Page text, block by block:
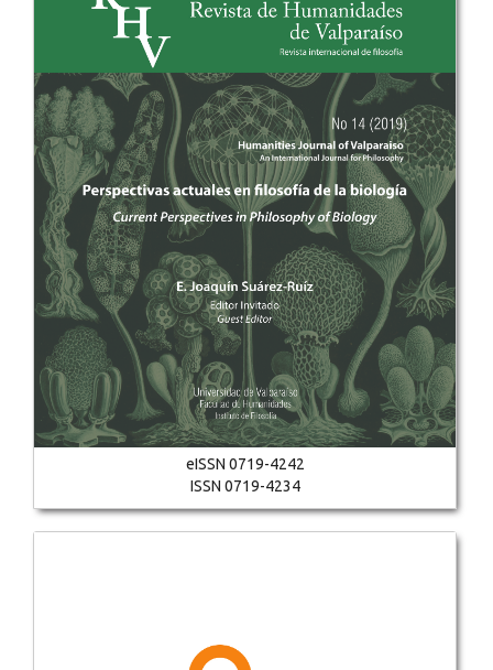
eISSN 0719-4242
ISSN 0719-4234